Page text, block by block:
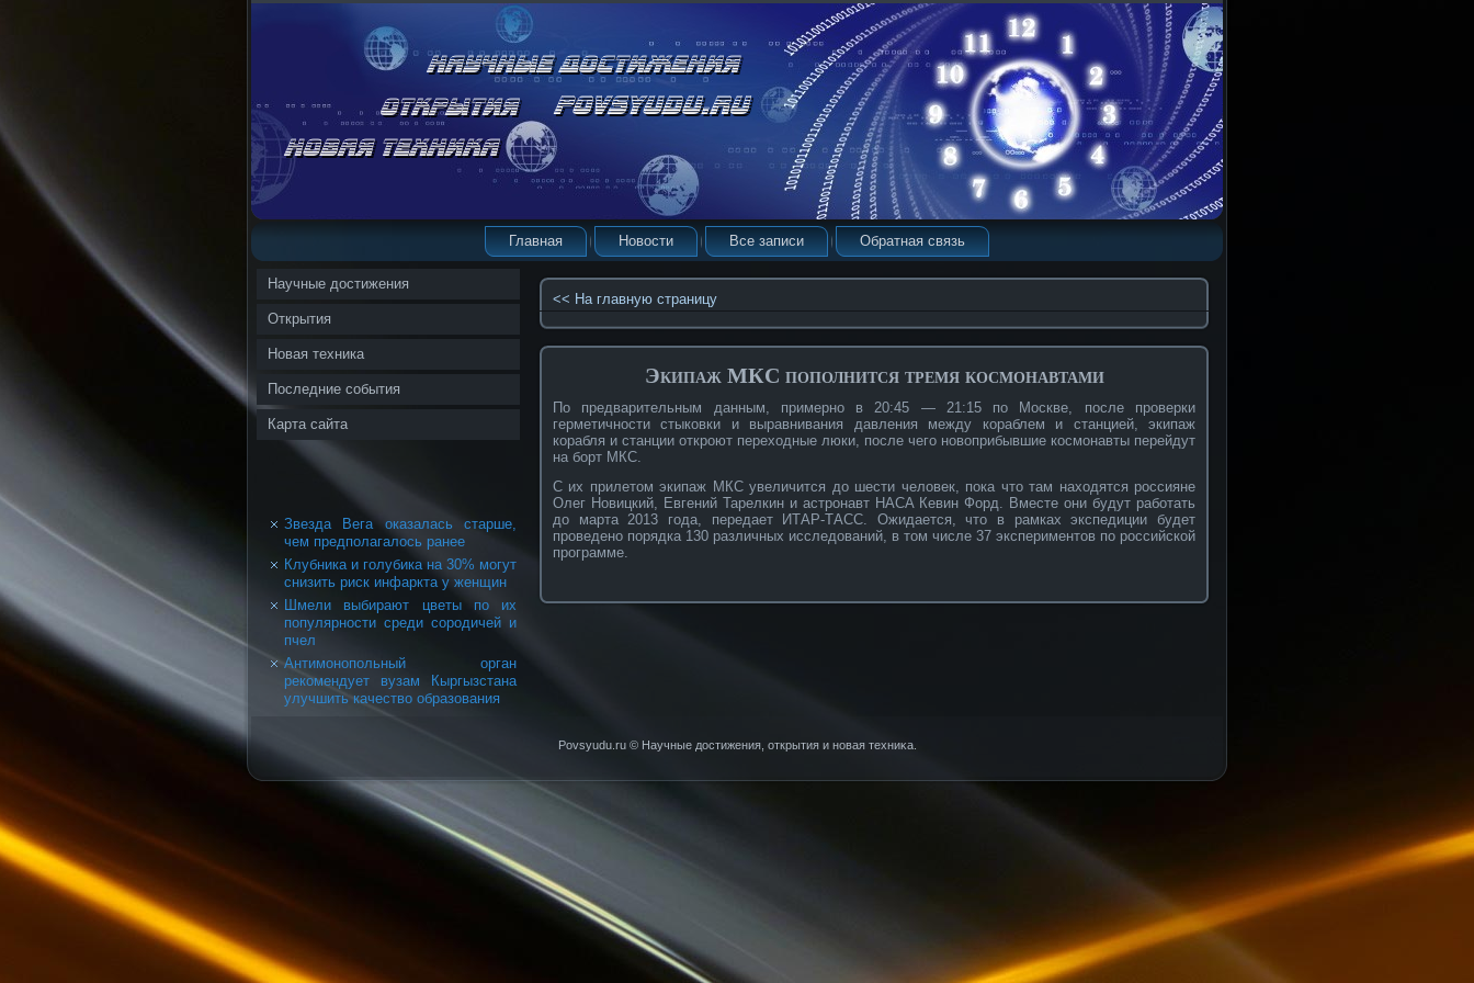
Главная Новости Все записи Обратная связь
Научные достижения
Открытия
Новая техника
Последние события
Карта сайта
Звезда Вега оказалась старше,
чем предполагалось ранее
Клубника и голубика на 30% могут
снизить риск инфаркта у женщин
Шмели выбирают цветы по их
популярности среди сородичей и
пчел
Антимонопольный орган
рекомендует вузам Кыргызстана
улучшить качество образования
<< На главную страницу
Экипаж МКС пополнится тремя космонавтами
По предварительным данным, примерно в 20:45 — 21:15 по Москве, после проверки
герметичности стыковки и выравнивания давления между кораблем и станцией, экипаж
корабля и станции откроют переходные люки, после чего новоприбывшие космонавты перейдут
на борт МКС.
С их прилетом экипаж МКС увеличится до шести человек, пока что там находятся россияне
Олег Новицкий, Евгений Тарелкин и астронавт НАСА Кевин Форд. Вместе они будут работать
до марта 2013 года, передает ИТАР-ТАСС. Ожидается, что в рамках экспедиции будет
проведено порядка 130 различных исследований, в том числе 37 экспериментов по российской
программе.
Povsyudu.ru © Научные достижения, открытия и нοвая техниκа.